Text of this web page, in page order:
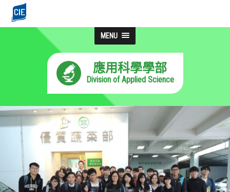
MENU
應用科學學部
Division of Applied Science